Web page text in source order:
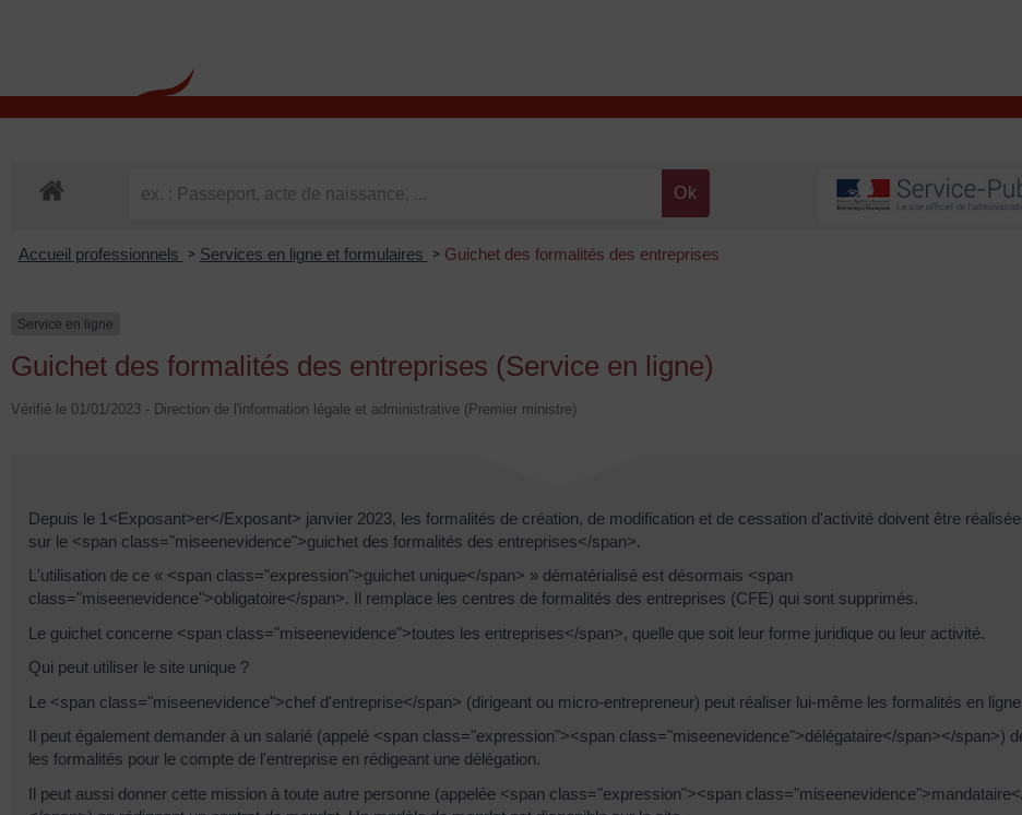
Accueil professionnels > Services en ligne et formulaires > Guichet des formalités des entreprises
Service en ligne
Guichet des formalités des entreprises (Service en ligne)
Vérifié le 01/01/2023 - Direction de l'information légale et administrative (Premier ministre)
Depuis le 1<Exposant>er</Exposant> janvier 2023, les formalités de création, de modification et de cessation d'activité doivent être
sur le <span class="miseenevidence">guichet des formalités des entreprises</span>.
L'utilisation de ce « <span class="expression">guichet unique</span> » dématérialisé est désormais <span
class="miseenevidence">obligatoire</span>. Il remplace les centres de formalités des entreprises (CFE) qui sont supprimés.
Le guichet concerne <span class="miseenevidence">toutes les entreprises</span>, quelle que soit leur forme juridique ou leur activité.
Qui peut utiliser le site unique ?
Le <span class="miseenevidence">chef d'entreprise</span> (dirigeant ou micro-entrepreneur) peut réaliser lui-même les formalités en
Il peut également demander à un salarié (appelé <span class="expression"><span class="miseenevidence">délégataire</span></span>)
les formalités pour le compte de l'entreprise en rédigeant une délégation.
Il peut aussi donner cette mission à toute autre personne (appelée <span class="expression"><span